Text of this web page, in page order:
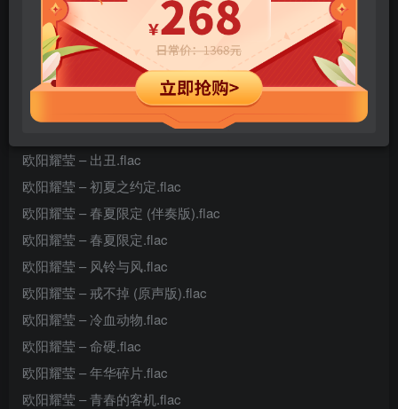
hiresz.com.txt
欧阳耀莹 – Need You Now.flac
欧阳耀莹 – 爱在66号公路.flac
欧阳耀莹 – 必杀技 (温柔女生版).flac
欧阳耀莹 – 出丑.flac
欧阳耀莹 – 初夏之约定.flac
欧阳耀莹 – 春夏限定 (伴奏版).flac
欧阳耀莹 – 春夏限定.flac
欧阳耀莹 – 风铃与风.flac
欧阳耀莹 – 戒不掉 (原声版).flac
欧阳耀莹 – 冷血动物.flac
欧阳耀莹 – 命硬.flac
欧阳耀莹 – 年华碎片.flac
欧阳耀莹 – 青春的客机.flac